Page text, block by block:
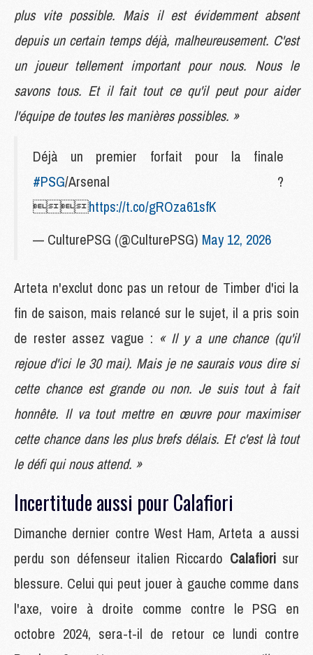
plus vite possible. Mais il est évidemment absent
depuis un certain temps déjà, malheureusement. C'est
un joueur tellement important pour nous. Nous le
savons tous. Et il fait tout ce qu'il peut pour aider
l'équipe de toutes les manières possibles. »
Déjà un premier forfait pour la finale
#PSG/Arsenal ?
https://t.co/gROza61sfK
— CulturePSG (@CulturePSG) May 12, 2026
Arteta n'exclut donc pas un retour de Timber d'ici la
fin de saison, mais relancé sur le sujet, il a pris soin
de rester assez vague : « Il y a une chance (qu'il
rejoue d'ici le 30 mai). Mais je ne saurais vous dire si
cette chance est grande ou non. Je suis tout à fait
honnête. Il va tout mettre en œuvre pour maximiser
cette chance dans les plus brefs délais. Et c'est là tout
le défi qui nous attend. »
Incertitude aussi pour Calafiori
Dimanche dernier contre West Ham, Arteta a aussi
perdu son défenseur italien Riccardo Calafiori sur
blessure. Celui qui peut jouer à gauche comme dans
l'axe, voire à droite comme contre le PSG en
octobre 2024, sera-t-il de retour ce lundi contre